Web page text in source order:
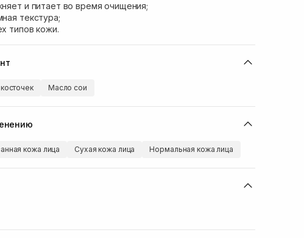
и питает во время очищения;
текстура;
типов кожи.
Масло сои
кожа лица Сухая кожа лица Нормальная кожа лица